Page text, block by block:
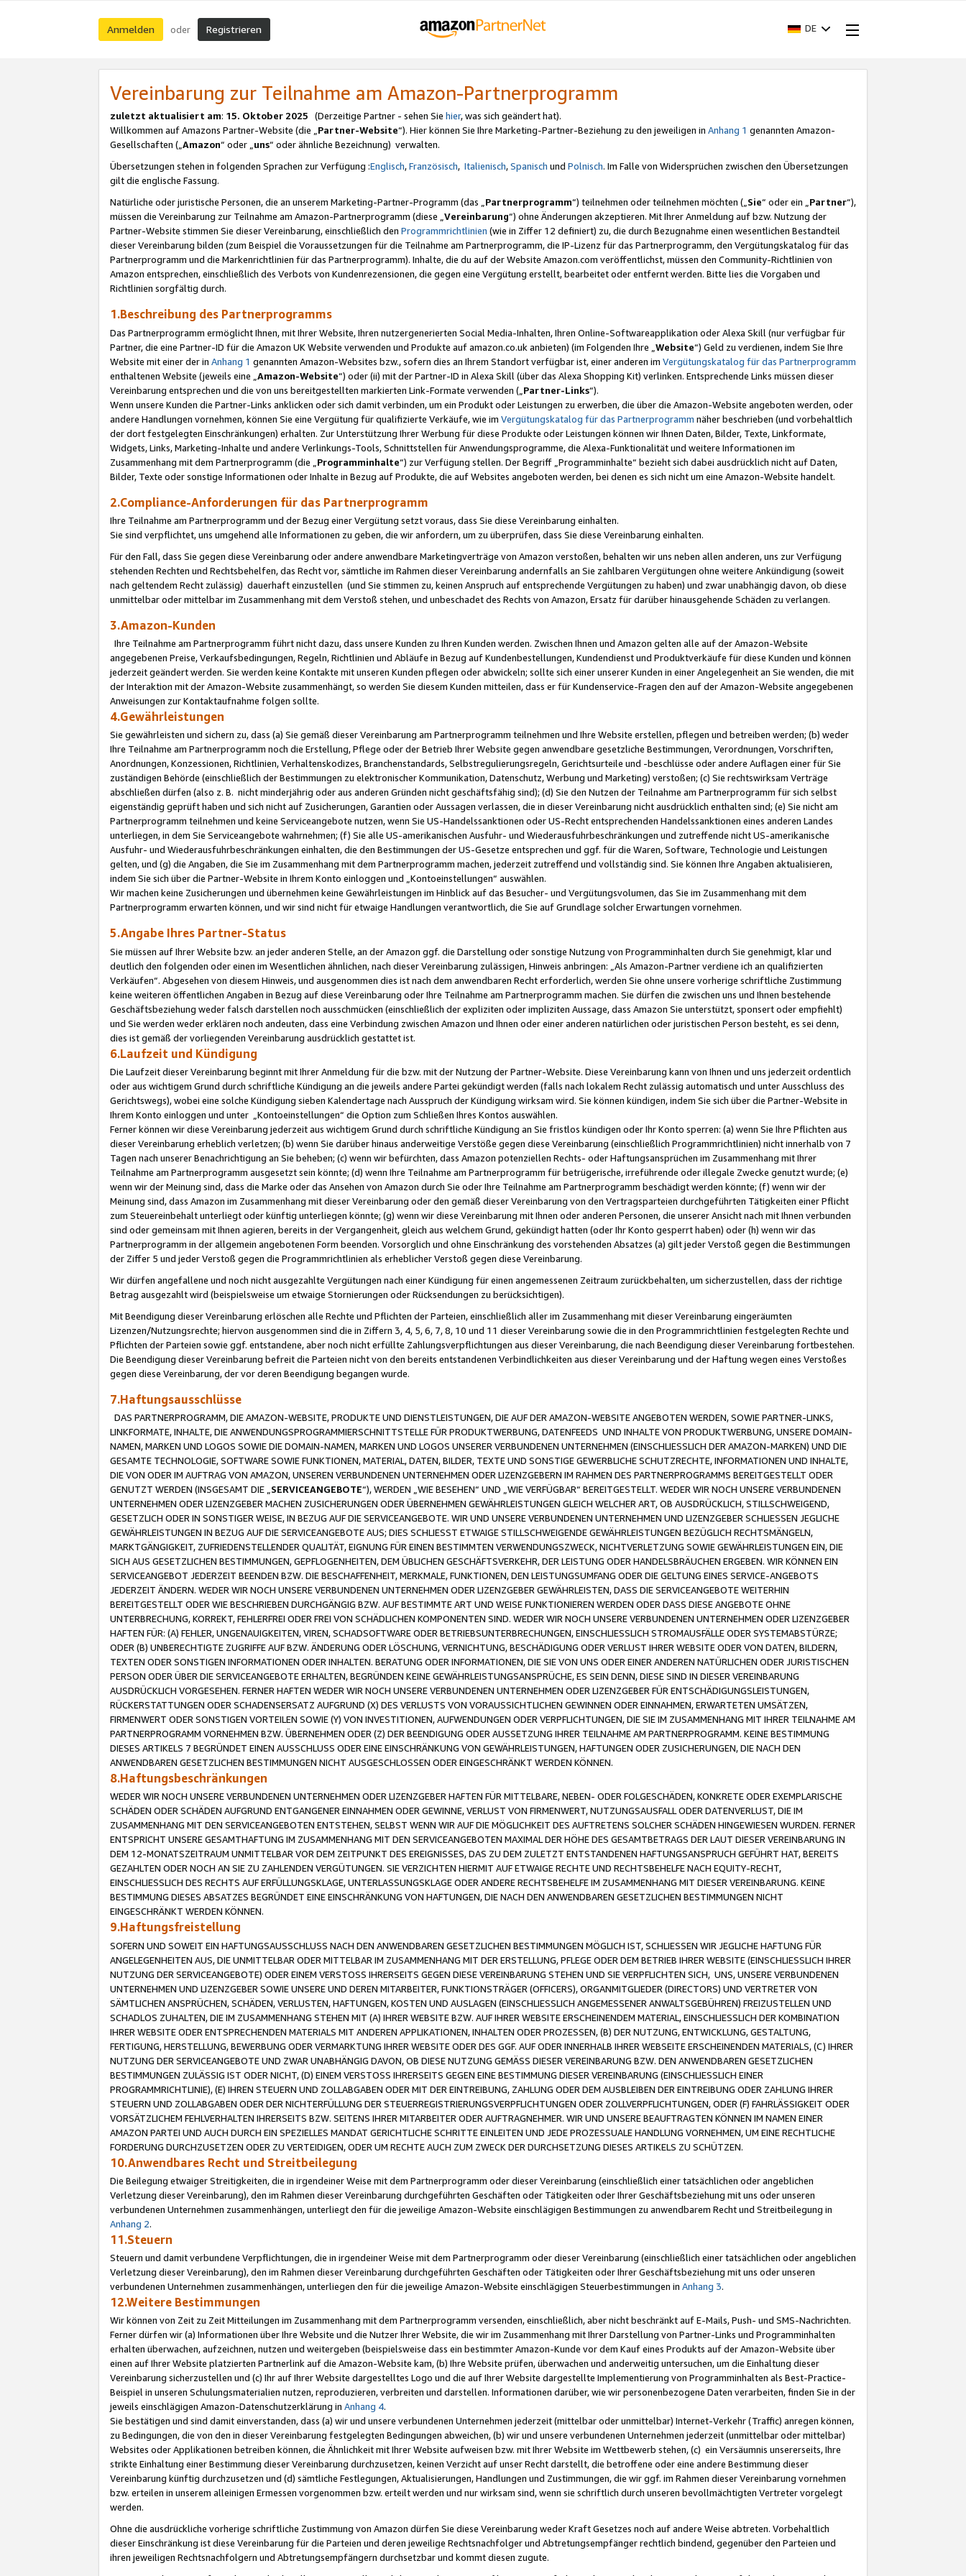
Anmelden oder Registrieren DE
Vereinbarung zur Teilnahme am Amazon-Partnerprogramm
zuletzt aktualisiert am: 15. Oktober 2025 (Derzeitige Partner - sehen Sie hier, was sich geändert hat).
Willkommen auf Amazons Partner-Website (die „Partner-Website“). Hier können Sie Ihre Marketing-Partner-Beziehung zu den jeweiligen in Anhang 1 genannten Amazon-
Gesellschaften („Amazon“ oder „uns“ oder ähnliche Bezeichnung) verwalten.
Übersetzungen stehen in folgenden Sprachen zur Verfügung :Englisch,Französisch, Italienisch,Spanisch und Polnisch. Im Falle von Widersprüchen zwischen den Übersetzungen
gilt die englische Fassung.
Natürliche oder juristische Personen, die an unserem Marketing-Partner-Programm (das „Partnerprogramm“) teilnehmen oder teilnehmen möchten („Sie“ oder ein „Partner“),
müssen die Vereinbarung zur Teilnahme am Amazon-Partnerprogramm (diese „Vereinbarung“) ohne Änderungen akzeptieren. Mit Ihrer Anmeldung auf bzw. Nutzung der
Partner-Website stimmen Sie dieser Vereinbarung, einschließlich den Programmrichtlinien (wie in Ziffer 12 definiert) zu, die durch Bezugnahme einen wesentlichen Bestandteil
dieser Vereinbarung bilden (zum Beispiel die Voraussetzungen für die Teilnahme am Partnerprogramm, die IP-Lizenz für das Partnerprogramm, den Vergütungskatalog für das
Partnerprogramm und die Markenrichtlinien für das Partnerprogramm). Inhalte, die du auf der Website Amazon.com veröffentlichst, müssen den Community-Richtlinien von
Amazon entsprechen, einschließlich des Verbots von Kundenrezensionen, die gegen eine Vergütung erstellt, bearbeitet oder entfernt werden. Bitte lies die Vorgaben und
Richtlinien sorgfältig durch.
1.Beschreibung des Partnerprogramms
Das Partnerprogramm ermöglicht Ihnen, mit Ihrer Website, Ihren nutzergenerierten Social Media-Inhalten, Ihren Online-Softwareapplikation oder Alexa Skill (nur verfügbar für
Partner, die eine Partner-ID für die Amazon UK Website verwenden und Produkte auf amazon.co.uk anbieten) (im Folgenden Ihre „ Website“) Geld zu verdienen, indem Sie Ihre
Website mit einer der in Anhang 1 genannten Amazon-Websites bzw., sofern dies an Ihrem Standort verfügbar ist, einer anderen im Vergütungskatalog für das Partnerprogramm
enthaltenen Website (jeweils eine „ Amazon-Website“) oder (ii) mit der Partner-ID in Alexa Skill (über das Alexa Shopping Kit) verlinken. Entsprechende Links müssen dieser
Vereinbarung entsprechen und die von uns bereitgestellten markierten Link-Formate verwenden („ Partner-Links“).
Wenn unsere Kunden die Partner-Links anklicken oder sich damit verbinden, um ein Produkt oder Leistungen zu erwerben, die über die Amazon-Website angeboten werden, oder
andere Handlungen vornehmen, können Sie eine Vergütung für qualifizierte Verkäufe, wie im Vergütungskatalog für das Partnerprogramm näher beschrieben (und vorbehaltlich
der dort festgelegten Einschränkungen) erhalten. Zur Unterstützung Ihrer Werbung für diese Produkte oder Leistungen können wir Ihnen Daten, Bilder, Texte, Linkformate,
Widgets, Links, Marketing-Inhalte und andere Verlinkungs-Tools, Schnittstellen für Anwendungsprogramme, die Alexa-Funktionalität und weitere Informationen im
Zusammenhang mit dem Partnerprogramm (die „ Programminhalte“) zur Verfügung stellen. Der Begriff „Programminhalte“ bezieht sich dabei ausdrücklich nicht auf Daten,
Bilder, Texte oder sonstige Informationen oder Inhalte in Bezug auf Produkte, die auf Websites angeboten werden, bei denen es sich nicht um eine Amazon-Website handelt.
2.Compliance-Anforderungen für das Partnerprogramm
Ihre Teilnahme am Partnerprogramm und der Bezug einer Vergütung setzt voraus, dass Sie diese Vereinbarung einhalten.
Sie sind verpflichtet, uns umgehend alle Informationen zu geben, die wir anfordern, um zu überprüfen, dass Sie diese Vereinbarung einhalten.
Für den Fall, dass Sie gegen diese Vereinbarung oder andere anwendbare Marketingverträge von Amazon verstoßen, behalten wir uns neben allen anderen, uns zur Verfügung
stehenden Rechten und Rechtsbehelfen, das Recht vor, sämtliche im Rahmen dieser Vereinbarung andernfalls an Sie zahlbaren Vergütungen ohne weitere Ankündigung (soweit
nach geltendem Recht zulässig) dauerhaft einzustellen (und Sie stimmen zu, keinen Anspruch auf entsprechende Vergütungen zu haben) und zwar unabhängig davon, ob diese
unmittelbar oder mittelbar im Zusammenhang mit dem Verstoß stehen, und unbeschadet des Rechts von Amazon, Ersatz für darüber hinausgehende Schäden zu verlangen.
3.Amazon-Kunden
Ihre Teilnahme am Partnerprogramm führt nicht dazu, dass unsere Kunden zu Ihren Kunden werden. Zwischen Ihnen und Amazon gelten alle auf der Amazon-Website
angegebenen Preise, Verkaufsbedingungen, Regeln, Richtlinien und Abläufe in Bezug auf Kundenbestellungen, Kundendienst und Produktverkäufe für diese Kunden und können
jederzeit geändert werden. Sie werden keine Kontakte mit unseren Kunden pflegen oder abwickeln; sollte sich einer unserer Kunden in einer Angelegenheit an Sie wenden, die mit
der Interaktion mit der Amazon-Website zusammenhängt, so werden Sie diesem Kunden mitteilen, dass er für Kundenservice-Fragen den auf der Amazon-Website angegebenen
Anweisungen zur Kontaktaufnahme folgen sollte.
4.Gewährleistungen
Sie gewährleisten und sichern zu, dass (a) Sie gemäß dieser Vereinbarung am Partnerprogramm teilnehmen und Ihre Website erstellen, pflegen und betreiben werden; (b) weder
Ihre Teilnahme am Partnerprogramm noch die Erstellung, Pflege oder der Betrieb Ihrer Website gegen anwendbare gesetzliche Bestimmungen, Verordnungen, Vorschriften,
Anordnungen, Konzessionen, Richtlinien, Verhaltenskodizes, Branchenstandards, Selbstregulierungsregeln, Gerichtsurteile und -beschlüsse oder andere Auflagen einer für Sie
zuständigen Behörde (einschließlich der Bestimmungen zu elektronischer Kommunikation, Datenschutz, Werbung und Marketing) verstoßen; (c) Sie rechtswirksam Verträge
abschließen dürfen (also z. B. nicht minderjährig oder aus anderen Gründen nicht geschäftsfähig sind); (d) Sie den Nutzen der Teilnahme am Partnerprogramm für sich selbst
eigenständig geprüft haben und sich nicht auf Zusicherungen, Garantien oder Aussagen verlassen, die in dieser Vereinbarung nicht ausdrücklich enthalten sind; (e) Sie nicht am
Partnerprogramm teilnehmen und keine Serviceangebote nutzen, wenn Sie US-Handelssanktionen oder US-Recht entsprechenden Handelssanktionen eines anderen Landes
unterliegen, in dem Sie Serviceangebote wahrnehmen; (f) Sie alle US-amerikanischen Ausfuhr- und Wiederausfuhrbeschränkungen und zutreffende nicht US-amerikanische
Ausfuhr- und Wiederausfuhrbeschränkungen einhalten, die den Bestimmungen der US-Gesetze entsprechen und ggf. für die Waren, Software, Technologie und Leistungen
gelten, und (g) die Angaben, die Sie im Zusammenhang mit dem Partnerprogramm machen, jederzeit zutreffend und vollständig sind. Sie können Ihre Angaben aktualisieren,
indem Sie sich über die Partner-Website in Ihrem Konto einloggen und „Kontoeinstellungen“ auswählen.
Wir machen keine Zusicherungen und übernehmen keine Gewährleistungen im Hinblick auf das Besucher- und Vergütungsvolumen, das Sie im Zusammenhang mit dem
Partnerprogramm erwarten können, und wir sind nicht für etwaige Handlungen verantwortlich, die Sie auf Grundlage solcher Erwartungen vornehmen.
5.Angabe Ihres Partner-Status
Sie müssen auf Ihrer Website bzw. an jeder anderen Stelle, an der Amazon ggf. die Darstellung oder sonstige Nutzung von Programminhalten durch Sie genehmigt, klar und
deutlich den folgenden oder einen im Wesentlichen ähnlichen, nach dieser Vereinbarung zulässigen, Hinweis anbringen: „Als Amazon-Partner verdiene ich an qualifizierten
Verkäufen“. Abgesehen von diesem Hinweis, und ausgenommen dies ist nach dem anwendbaren Recht erforderlich, werden Sie ohne unsere vorherige schriftliche Zustimmung
keine weiteren öffentlichen Angaben in Bezug auf diese Vereinbarung oder Ihre Teilnahme am Partnerprogramm machen. Sie dürfen die zwischen uns und Ihnen bestehende
Geschäftsbeziehung weder falsch darstellen noch ausschmücken (einschließlich der expliziten oder impliziten Aussage, dass Amazon Sie unterstützt, sponsert oder empfiehlt)
und Sie werden weder erklären noch andeuten, dass eine Verbindung zwischen Amazon und Ihnen oder einer anderen natürlichen oder juristischen Person besteht, es sei denn,
dies ist gemäß der vorliegenden Vereinbarung ausdrücklich gestattet ist.
6.Laufzeit und Kündigung
Die Laufzeit dieser Vereinbarung beginnt mit Ihrer Anmeldung für die bzw. mit der Nutzung der Partner-Website. Diese Vereinbarung kann von Ihnen und uns jederzeit ordentlich
oder aus wichtigem Grund durch schriftliche Kündigung an die jeweils andere Partei gekündigt werden (falls nach lokalem Recht zulässig automatisch und unter Ausschluss des
Gerichtswegs), wobei eine solche Kündigung sieben Kalendertage nach Ausspruch der Kündigung wirksam wird. Sie können kündigen, indem Sie sich über die Partner-Website in
Ihrem Konto einloggen und unter „Kontoeinstellungen“ die Option zum Schließen Ihres Kontos auswählen.
Ferner können wir diese Vereinbarung jederzeit aus wichtigem Grund durch schriftliche Kündigung an Sie fristlos kündigen oder Ihr Konto sperren: (a) wenn Sie Ihre Pflichten aus
dieser Vereinbarung erheblich verletzen; (b) wenn Sie darüber hinaus anderweitige Verstöße gegen diese Vereinbarung (einschließlich Programmrichtlinien) nicht innerhalb von 7
Tagen nach unserer Benachrichtigung an Sie beheben; (c) wenn wir befürchten, dass Amazon potenziellen Rechts- oder Haftungsansprüchen im Zusammenhang mit Ihrer
Teilnahme am Partnerprogramm ausgesetzt sein könnte; (d) wenn Ihre Teilnahme am Partnerprogramm für betrügerische, irreführende oder illegale Zwecke genutzt wurde; (e)
wenn wir der Meinung sind, dass die Marke oder das Ansehen von Amazon durch Sie oder Ihre Teilnahme am Partnerprogramm beschädigt werden könnte; (f) wenn wir der
Meinung sind, dass Amazon im Zusammenhang mit dieser Vereinbarung oder den gemäß dieser Vereinbarung von den Vertragsparteien durchgeführten Tätigkeiten einer Pflicht
zum Steuereinbehalt unterliegt oder künftig unterliegen könnte; (g) wenn wir diese Vereinbarung mit Ihnen oder anderen Personen, die unserer Ansicht nach mit Ihnen verbunden
sind oder gemeinsam mit Ihnen agieren, bereits in der Vergangenheit, gleich aus welchem Grund, gekündigt hatten (oder Ihr Konto gesperrt haben) oder (h) wenn wir das
Partnerprogramm in der allgemein angebotenen Form beenden. Vorsorglich und ohne Einschränkung des vorstehenden Absatzes (a) gilt jeder Verstoß gegen die Bestimmungen
der Ziffer 5 und jeder Verstoß gegen die Programmrichtlinien als erheblicher Verstoß gegen diese Vereinbarung.
Wir dürfen angefallene und noch nicht ausgezahlte Vergütungen nach einer Kündigung für einen angemessenen Zeitraum zurückbehalten, um sicherzustellen, dass der richtige
Betrag ausgezahlt wird (beispielsweise um etwaige Stornierungen oder Rücksendungen zu berücksichtigen).
Mit Beendigung dieser Vereinbarung erlöschen alle Rechte und Pflichten der Parteien, einschließlich aller im Zusammenhang mit dieser Vereinbarung eingeräumten
Lizenzen/Nutzungsrechte; hiervon ausgenommen sind die in Ziffern 3, 4, 5, 6, 7, 8, 10 und 11 dieser Vereinbarung sowie die in den Programmrichtlinien festgelegten Rechte und
Pflichten der Parteien sowie ggf. entstandene, aber noch nicht erfüllte Zahlungsverpflichtungen aus dieser Vereinbarung, die nach Beendigung dieser Vereinbarung fortbestehen.
Die Beendigung dieser Vereinbarung befreit die Parteien nicht von den bereits entstandenen Verbindlichkeiten aus dieser Vereinbarung und der Haftung wegen eines Verstoßes
gegen diese Vereinbarung, der vor deren Beendigung begangen wurde.
7.Haftungsausschlüsse
DAS PARTNERPROGRAMM, DIE AMAZON-WEBSITE, PRODUKTE UND DIENSTLEISTUNGEN, DIE AUF DER AMAZON-WEBSITE ANGEBOTEN WERDEN, SOWIE PARTNER-LINKS,
LINKFORMATE, INHALTE, DIE ANWENDUNGSPROGRAMMIERSCHNITTSTELLE FÜR PRODUKTWERBUNG, DATENFEEDS UND INHALTE VON PRODUKTWERBUNG, UNSERE DOMAIN-
NAMEN, MARKEN UND LOGOS SOWIE DIE DOMAIN-NAMEN, MARKEN UND LOGOS UNSERER VERBUNDENEN UNTERNEHMEN (EINSCHLIESSLICH DER AMAZON-MARKEN) UND DIE
GESAMTE TECHNOLOGIE, SOFTWARE SOWIE FUNKTIONEN, MATERIAL, DATEN, BILDER, TEXTE UND SONSTIGE GEWERBLICHE SCHUTZRECHTE, INFORMATIONEN UND INHALTE,
DIE VON ODER IM AUFTRAG VON AMAZON, UNSEREN VERBUNDENEN UNTERNEHMEN ODER LIZENZGEBERN IM RAHMEN DES PARTNERPROGRAMMS BEREITGESTELLT ODER
GENUTZT WERDEN (INSGESAMT DIE „ SERVICEANGEBOTE“), WERDEN „WIE BESEHEN“ UND „WIE VERFÜGBAR“ BEREITGESTELLT. WEDER WIR NOCH UNSERE VERBUNDENEN
UNTERNEHMEN ODER LIZENZGEBER MACHEN ZUSICHERUNGEN ODER ÜBERNEHMEN GEWÄHRLEISTUNGEN GLEICH WELCHER ART, OB AUSDRÜCKLICH, STILLSCHWEIGEND,
GESETZLICH ODER IN SONSTIGER WEISE, IN BEZUG AUF DIE SERVICEANGEBOTE. WIR UND UNSERE VERBUNDENEN UNTERNEHMEN UND LIZENZGEBER SCHLIESSEN JEGLICHE
GEWÄHRLEISTUNGEN IN BEZUG AUF DIE SERVICEANGEBOTE AUS; DIES SCHLIESST ETWAIGE STILLSCHWEIGENDE GEWÄHRLEISTUNGEN BEZÜGLICH RECHTSMÄNGELN,
MARKTGÄNGIGKEIT, ZUFRIEDENSTELLENDER QUALITÄT, EIGNUNG FÜR EINEN BESTIMMTEN VERWENDUNGSZWECK, NICHTVERLETZUNG SOWIE GEWÄHRLEISTUNGEN EIN, DIE
SICH AUS GESETZLICHEN BESTIMMUNGEN, GEPFLOGENHEITEN, DEM ÜBLICHEN GESCHÄFTSVERKEHR, DER LEISTUNG ODER HANDELSBRÄUCHEN ERGEBEN. WIR KÖNNEN EIN
SERVICEANGEBOT JEDERZEIT BEENDEN BZW. DIE BESCHAFFENHEIT, MERKMALE, FUNKTIONEN, DEN LEISTUNGSUMFANG ODER DIE GELTUNG EINES SERVICE-ANGEBOTS
JEDERZEIT ÄNDERN. WEDER WIR NOCH UNSERE VERBUNDENEN UNTERNEHMEN ODER LIZENZGEBER GEWÄHRLEISTEN, DASS DIE SERVICEANGEBOTE WEITERHIN
BEREITGESTELLT ODER WIE BESCHRIEBEN DURCHGÄNGIG BZW. AUF BESTIMMTE ART UND WEISE FUNKTIONIEREN WERDEN ODER DASS DIESE ANGEBOTE OHNE
UNTERBRECHUNG, KORREKT, FEHLERFREI ODER FREI VON SCHÄDLICHEN KOMPONENTEN SIND. WEDER WIR NOCH UNSERE VERBUNDENEN UNTERNEHMEN ODER LIZENZGEBER
HAFTEN FÜR: (A) FEHLER, UNGENAUIGKEITEN, VIREN, SCHADSOFTWARE ODER BETRIEBSUNTERBRECHUNGEN, EINSCHLIESSLICH STROMAUSFÄLLE ODER SYSTEMABSTÜRZE;
ODER (B) UNBERECHTIGTE ZUGRIFFE AUF BZW. ÄNDERUNG ODER LÖSCHUNG, VERNICHTUNG, BESCHÄDIGUNG ODER VERLUST IHRER WEBSITE ODER VON DATEN, BILDERN,
TEXTEN ODER SONSTIGEN INFORMATIONEN ODER INHALTEN. BERATUNG ODER INFORMATIONEN, DIE SIE VON UNS ODER EINER ANDEREN NATÜRLICHEN ODER JURISTISCHEN
PERSON ODER ÜBER DIE SERVICEANGEBOTE ERHALTEN, BEGRÜNDEN KEINE GEWÄHRLEISTUNGSANSPRÜCHE, ES SEIN DENN, DIESE SIND IN DIESER VEREINBARUNG
AUSDRÜCKLICH VORGESEHEN. FERNER HAFTEN WEDER WIR NOCH UNSERE VERBUNDENEN UNTERNEHMEN ODER LIZENZGEBER FÜR ENTSCHÄDIGUNGSLEISTUNGEN,
RÜCKERSTATTUNGEN ODER SCHADENSERSATZ AUFGRUND (X) DES VERLUSTS VON VORAUSSICHTLICHEN GEWINNEN ODER EINNAHMEN, ERWARTETEN UMSÄTZEN,
FIRMENWERT ODER SONSTIGEN VORTEILEN SOWIE (Y) VON INVESTITIONEN, AUFWENDUNGEN ODER VERPFLICHTUNGEN, DIE SIE IM ZUSAMMENHANG MIT IHRER TEILNAHME AM
PARTNERPROGRAMM VORNEHMEN BZW. ÜBERNEHMEN ODER (Z) DER BEENDIGUNG ODER AUSSETZUNG IHRER TEILNAHME AM PARTNERPROGRAMM. KEINE BESTIMMUNG
DIESES ARTIKELS 7 BEGRÜNDET EINEN AUSSCHLUSS ODER EINE EINSCHRÄNKUNG VON GEWÄHRLEISTUNGEN, HAFTUNGEN ODER ZUSICHERUNGEN, DIE NACH DEN
ANWENDBAREN GESETZLICHEN BESTIMMUNGEN NICHT AUSGESCHLOSSEN ODER EINGESCHRÄNKT WERDEN KÖNNEN.
8.Haftungsbeschränkungen
WEDER WIR NOCH UNSERE VERBUNDENEN UNTERNEHMEN ODER LIZENZGEBER HAFTEN FÜR MITTELBARE, NEBEN- ODER FOLGESCHÄDEN, KONKRETE ODER EXEMPLARISCHE
SCHÄDEN ODER SCHÄDEN AUFGRUND ENTGANGENER EINNAHMEN ODER GEWINNE, VERLUST VON FIRMENWERT, NUTZUNGSAUSFALL ODER DATENVERLUST, DIE IM
ZUSAMMENHANG MIT DEN SERVICEANGEBOTEN ENTSTEHEN, SELBST WENN WIR AUF DIE MÖGLICHKEIT DES AUFTRETENS SOLCHER SCHÄDEN HINGEWIESEN WURDEN. FERNER
ENTSPRICHT UNSERE GESAMTHAFTUNG IM ZUSAMMENHANG MIT DEN SERVICEANGEBOTEN MAXIMAL DER HÖHE DES GESAMTBETRAGS DER LAUT DIESER VEREINBARUNG IN
DEM 12-MONATSZEITRAUM UNMITTELBAR VOR DEM ZEITPUNKT DES EREIGNISSES, DAS ZU DEM ZULETZT ENTSTANDENEN HAFTUNGSANSPRUCH GEFÜHRT HAT, BEREITS
GEZAHLTEN ODER NOCH AN SIE ZU ZAHLENDEN VERGÜTUNGEN. SIE VERZICHTEN HIERMIT AUF ETWAIGE RECHTE UND RECHTSBEHELFE NACH EQUITY-RECHT,
EINSCHLIESSLICH DES RECHTS AUF ERFÜLLUNGSKLAGE, UNTERLASSUNGSKLAGE ODER ANDERE RECHTSBEHELFE IM ZUSAMMENHANG MIT DIESER VEREINBARUNG. KEINE
BESTIMMUNG DIESES ABSATZES BEGRÜNDET EINE EINSCHRÄNKUNG VON HAFTUNGEN, DIE NACH DEN ANWENDBAREN GESETZLICHEN BESTIMMUNGEN NICHT
EINGESCHRÄNKT WERDEN KÖNNEN.
9.Haftungsfreistellung
SOFERN UND SOWEIT EIN HAFTUNGSAUSSCHLUSS NACH DEN ANWENDBAREN GESETZLICHEN BESTIMMUNGEN MÖGLICH IST, SCHLIESSEN WIR JEGLICHE HAFTUNG FÜR
ANGELEGENHEITEN AUS, DIE UNMITTELBAR ODER MITTELBAR IM ZUSAMMENHANG MIT DER ERSTELLUNG, PFLEGE ODER DEM BETRIEB IHRER WEBSITE (EINSCHLIESSLICH IHRER
NUTZUNG DER SERVICEANGEBOTE) ODER EINEM VERSTOSS IHRERSEITS GEGEN DIESE VEREINBARUNG STEHEN UND SIE VERPFLICHTEN SICH, UNS, UNSERE VERBUNDENEN
UNTERNEHMEN UND LIZENZGEBER SOWIE UNSERE UND DEREN MITARBEITER, FUNKTIONSTRÄGER (OFFICERS), ORGANMITGLIEDER (DIRECTORS) UND VERTRETER VON
SÄMTLICHEN ANSPRÜCHEN, SCHÄDEN, VERLUSTEN, HAFTUNGEN, KOSTEN UND AUSLAGEN (EINSCHLIESSLICH ANGEMESSENER ANWALTSGEBÜHREN) FREIZUSTELLEN UND
SCHADLOS ZUHALTEN, DIE IM ZUSAMMENHANG STEHEN MIT (A) IHRER WEBSITE BZW. AUF IHRER WEBSITE ERSCHEINENDEM MATERIAL, EINSCHLIESSLICH DER KOMBINATION
IHRER WEBSITE ODER ENTSPRECHENDEN MATERIALS MIT ANDEREN APPLIKATIONEN, INHALTEN ODER PROZESSEN, (B) DER NUTZUNG, ENTWICKLUNG, GESTALTUNG,
FERTIGUNG, HERSTELLUNG, BEWERBUNG ODER VERMARKTUNG IHRER WEBSITE ODER DES GGF. AUF ODER INNERHALB IHRER WEBSEITE ERSCHEINENDEN MATERIALS, (C) IHRER
NUTZUNG DER SERVICEANGEBOTE UND ZWAR UNABHÄNGIG DAVON, OB DIESE NUTZUNG GEMÄSS DIESER VEREINBARUNG BZW. DEN ANWENDBAREN GESETZLICHEN
BESTIMMUNGEN ZULÄSSIG IST ODER NICHT, (D) EINEM VERSTOSS IHRERSEITS GEGEN EINE BESTIMMUNG DIESER VEREINBARUNG (EINSCHLIESSLICH EINER
PROGRAMMRICHTLINIE), (E) IHREN STEUERN UND ZOLLABGABEN ODER MIT DER EINTREIBUNG, ZAHLUNG ODER DEM AUSBLEIBEN DER EINTREIBUNG ODER ZAHLUNG IHRER
STEUERN UND ZOLLABGABEN ODER DER NICHTERFÜLLUNG DER STEUERREGISTRIERUNGSVERPFLICHTUNGEN ODER ZOLLVERPFLICHTUNGEN, ODER (F) FAHRLÄSSIGKEIT ODER
VORSÄTZLICHEM FEHLVERHALTEN IHRERSEITS BZW. SEITENS IHRER MITARBEITER ODER AUFTRAGNEHMER. WIR UND UNSERE BEAUFTRAGTEN KÖNNEN IM NAMEN EINER
AMAZON PARTEI UND AUCH DURCH EIN SPEZIELLES MANDAT GERICHTLICHE SCHRITTE EINLEITEN UND JEDE PROZESSUALE HANDLUNG VORNEHMEN, UM EINE RECHTLICHE
FORDERUNG DURCHZUSETZEN ODER ZU VERTEIDIGEN, ODER UM RECHTE AUCH ZUM ZWECK DER DURCHSETZUNG DIESES ARTIKELS ZU SCHÜTZEN.
10.Anwendbares Recht und Streitbeilegung
Die Beilegung etwaiger Streitigkeiten, die in irgendeiner Weise mit dem Partnerprogramm oder dieser Vereinbarung (einschließlich einer tatsächlichen oder angeblichen
Verletzung dieser Vereinbarung), den im Rahmen dieser Vereinbarung durchgeführten Geschäften oder Tätigkeiten oder Ihrer Geschäftsbeziehung mit uns oder unseren
verbundenen Unternehmen zusammenhängen, unterliegt den für die jeweilige Amazon-Website einschlägigen Bestimmungen zu anwendbarem Recht und Streitbeilegung in
Anhang 2.
11.Steuern
Steuern und damit verbundene Verpflichtungen, die in irgendeiner Weise mit dem Partnerprogramm oder dieser Vereinbarung (einschließlich einer tatsächlichen oder angeblichen
Verletzung dieser Vereinbarung), den im Rahmen dieser Vereinbarung durchgeführten Geschäften oder Tätigkeiten oder Ihrer Geschäftsbeziehung mit uns oder unseren
verbundenen Unternehmen zusammenhängen, unterliegen den für die jeweilige Amazon-Website einschlägigen Steuerbestimmungen in Anhang 3.
12.Weitere Bestimmungen
Wir können von Zeit zu Zeit Mitteilungen im Zusammenhang mit dem Partnerprogramm versenden, einschließlich, aber nicht beschränkt auf E-Mails, Push- und SMS-Nachrichten.
Ferner dürfen wir (a) Informationen über Ihre Website und die Nutzer Ihrer Website, die wir im Zusammenhang mit Ihrer Darstellung von Partner-Links und Programminhalten
erhalten überwachen, aufzeichnen, nutzen und weitergeben (beispielsweise dass ein bestimmter Amazon-Kunde vor dem Kauf eines Produkts auf der Amazon-Website über
einen auf Ihrer Website platzierten Partnerlink auf die Amazon-Website kam, (b) Ihre Website prüfen, überwachen und anderweitig untersuchen, um die Einhaltung dieser
Vereinbarung sicherzustellen und (c) Ihr auf Ihrer Website dargestelltes Logo und die auf Ihrer Website dargestellte Implementierung von Programminhalten als Best-Practice-
Beispiel in unseren Schulungsmaterialien nutzen, reproduzieren, verbreiten und darstellen. Informationen darüber, wie wir personenbezogene Daten verarbeiten, finden Sie in der
jeweils einschlägigen Amazon-Datenschutzerklärung in Anhang 4.
Sie bestätigen und sind damit einverstanden, dass (a) wir und unsere verbundenen Unternehmen jederzeit (mittelbar oder unmittelbar) Internet-Verkehr (Traffic) anregen können,
zu Bedingungen, die von den in dieser Vereinbarung festgelegten Bedingungen abweichen, (b) wir und unsere verbundenen Unternehmen jederzeit (unmittelbar oder mittelbar)
Websites oder Applikationen betreiben können, die Ähnlichkeit mit Ihrer Website aufweisen bzw. mit Ihrer Website im Wettbewerb stehen, (c) ein Versäumnis unsererseits, Ihre
strikte Einhaltung einer Bestimmung dieser Vereinbarung durchzusetzen, keinen Verzicht auf unser Recht darstellt, die betroffene oder eine andere Bestimmung dieser
Vereinbarung künftig durchzusetzen und (d) sämtliche Festlegungen, Aktualisierungen, Handlungen und Zustimmungen, die wir ggf. im Rahmen dieser Vereinbarung vornehmen
bzw. erteilen in unserem alleinigen Ermessen vorgenommen bzw. erteilt werden und nur wirksam sind, wenn sie schriftlich durch unseren bevollmächtigten Vertreter vorgelegt
werden.
Ohne die ausdrückliche vorherige schriftliche Zustimmung von Amazon dürfen Sie diese Vereinbarung weder Kraft Gesetzes noch auf andere Weise abtreten. Vorbehaltlich
dieser Einschränkung ist diese Vereinbarung für die Parteien und deren jeweilige Rechtsnachfolger und Abtretungsempfänger rechtlich bindend, gegenüber den Parteien und
ihren jeweiligen Rechtsnachfolgern und Abtretungsempfängern durchsetzbar und kommt diesen zugute.